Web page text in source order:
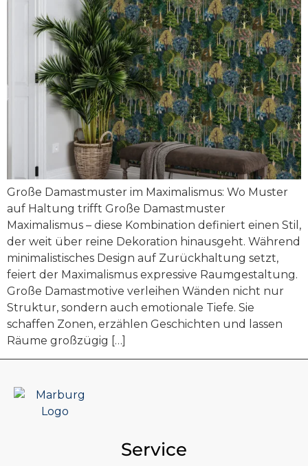
Große Damastmuster im Maximalismus: Wo Muster
auf Haltung trifft Große Damastmuster
Maximalismus – diese Kombination definiert einen Stil,
der weit über reine Dekoration hinausgeht. Während
minimalistisches Design auf Zurückhaltung setzt,
feiert der Maximalismus expressive Raumgestaltung.
Große Damastmotive verleihen Wänden nicht nur
Struktur, sondern auch emotionale Tiefe. Sie
schaffen Zonen, erzählen Geschichten und lassen
Räume großzügig […]
Service